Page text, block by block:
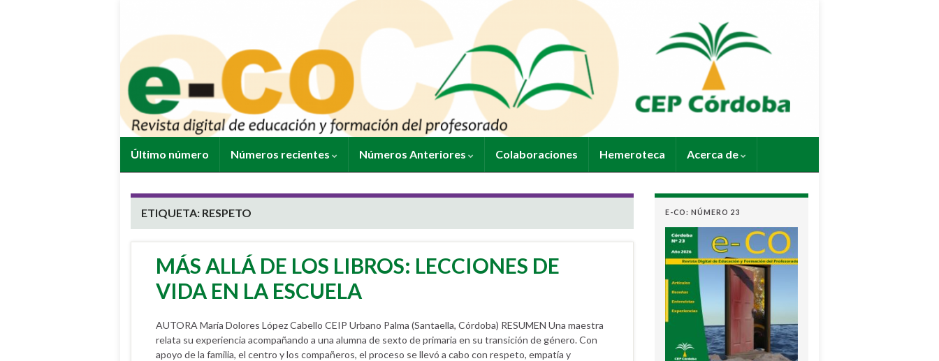
Último número Números recientes Números Anteriores Colaboraciones Hemeroteca Acerca de
ETIQUETA: RESPETO
MÁS ALLÁ DE LOS LIBROS: LECCIONES DE
VIDA EN LA ESCUELA
AUTORA María Dolores López Cabello CEIP Urbano Palma (Santaella, Córdoba) RESUMEN Una maestra
relata su experiencia acompañando a una alumna de sexto de primaria en su transición de género. Con
apoyo de la familia, el centro y los compañeros, el proceso se llevó a cabo con respeto, empatía y
E-CO: NÚMERO 23